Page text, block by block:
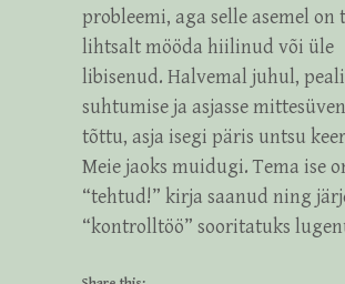
probleemi, aga selle asemel on
lihtsalt mööda hiilinud või üle
libisenud. Halvemal juhul,
suhtumise ja asjasse
tõttu, asja isegi päris untsu
Meie jaoks muidugi. Tema ise
“tehtud!” kirja saanud ning
“kontrolltöö” sooritatuks